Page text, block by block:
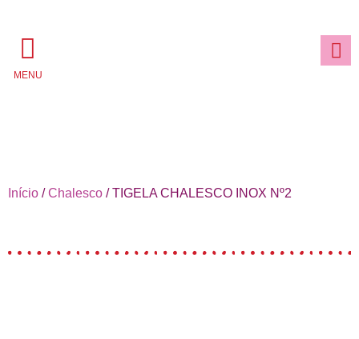
MENU
Início /Chalesco / TIGELA CHALESCO INOX Nº2